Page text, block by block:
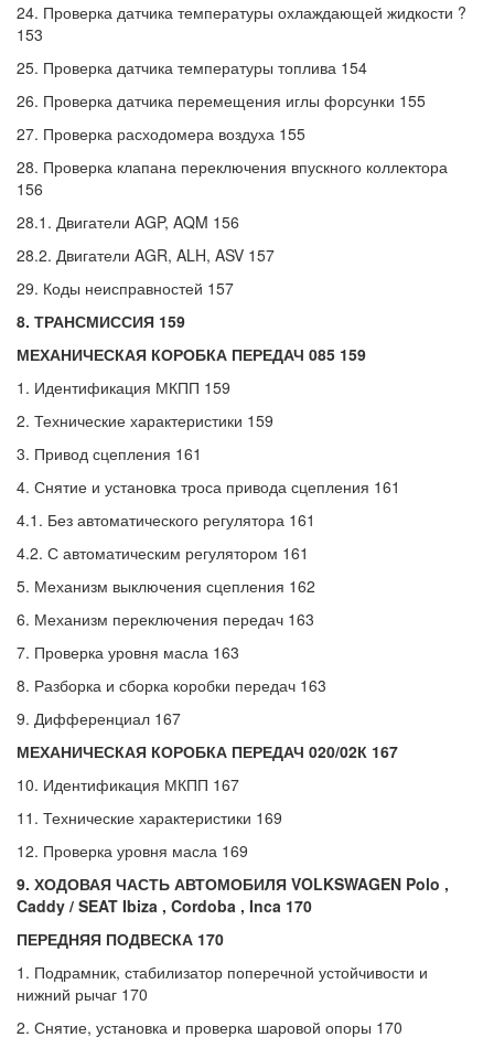
24. Проверка датчика температуры охлаждающей жидкости ?
153
25. Проверка датчика температуры топлива 154
26. Проверка датчика перемещения иглы форсунки 155
27. Проверка расходомера воздуха 155
28. Проверка клапана переключения впускного коллектора
156
28.1. Двигатели AGP, AQM 156
28.2. Двигатели AGR, ALH, ASV 157
29. Коды неисправностей 157
8. ТРАНСМИССИЯ 159
МЕХАНИЧЕСКАЯ КОРОБКА ПЕРЕДАЧ 085 159
1. Идентификация МКПП 159
2. Технические характеристики 159
3. Привод сцепления 161
4. Снятие и установка троса привода сцепления 161
4.1. Без автоматического регулятора 161
4.2. С автоматическим регулятором 161
5. Механизм выключения сцепления 162
6. Механизм переключения передач 163
7. Проверка уровня масла 163
8. Разборка и сборка коробки передач 163
9. Дифференциал 167
МЕХАНИЧЕСКАЯ КОРОБКА ПЕРЕДАЧ 020/02К 167
10. Идентификация МКПП 167
11. Технические характеристики 169
12. Проверка уровня масла 169
9. ХОДОВАЯ ЧАСТЬ АВТОМОБИЛЯ VOLKSWAGEN Polo ,
Caddy / SEAT Ibiza , Cordoba , Inca 170
ПЕРЕДНЯЯ ПОДВЕСКА 170
1. Подрамник, стабилизатор поперечной устойчивости и
нижний рычаг 170
2. Снятие, установка и проверка шаровой опоры 170